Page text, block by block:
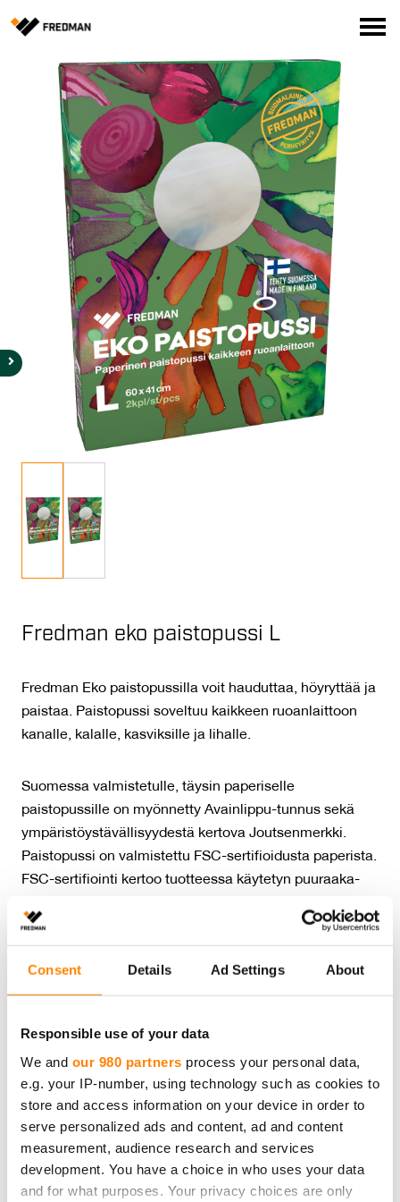
Consent Details Ad Settings About
Responsible use of your data
We and our 980 partners process your personal data,
e.g. your IP-number, using technology such as cookies to
store and access information on your device in order to
serve personalized ads and content, ad and content
measurement, audience research and services
development. You have a choice in who uses your data
and for what purposes. Your privacy choices are only
Tehtaanmyymälä
Verkkokauppa ammattilaisille
Hae
English Suomi
Fredman eko paistopussi L
Fredman Eko paistopussilla voit hauduttaa, höyryttää ja
paistaa. Paistopussi soveltuu kaikkeen ruoanlaittoon
kanalle, kalalle, kasviksille ja lihalle.
Suomessa valmistetulle, täysin paperiselle
paistopussille on myönnetty Avainlippu-tunnus sekä
ympäristöystävällisyydestä kertova Joutsenmerkki.
Paistopussi on valmistettu FSC-sertifioidusta paperista.
FSC-sertifiointi kertoo tuotteessa käytetyn puuraaka-
pussia. Paperista valmistettu paistopussi kierrätetään
Lämmönkesto max 220°C
Määrä: 2 pss / kotelo
Tuotteen mitat: 60 x 41 cm
Tuotteet materiaali: Valkaisematon rasvankestävä
paperi